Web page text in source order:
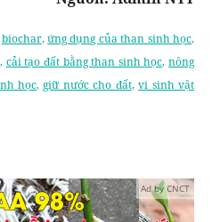
biochar,ứng dụng của than sinh học,
, cải tạo đất bằng than sinh học,nông
học,giữ nước cho đất,vi sinh vật
Ad by CNCT